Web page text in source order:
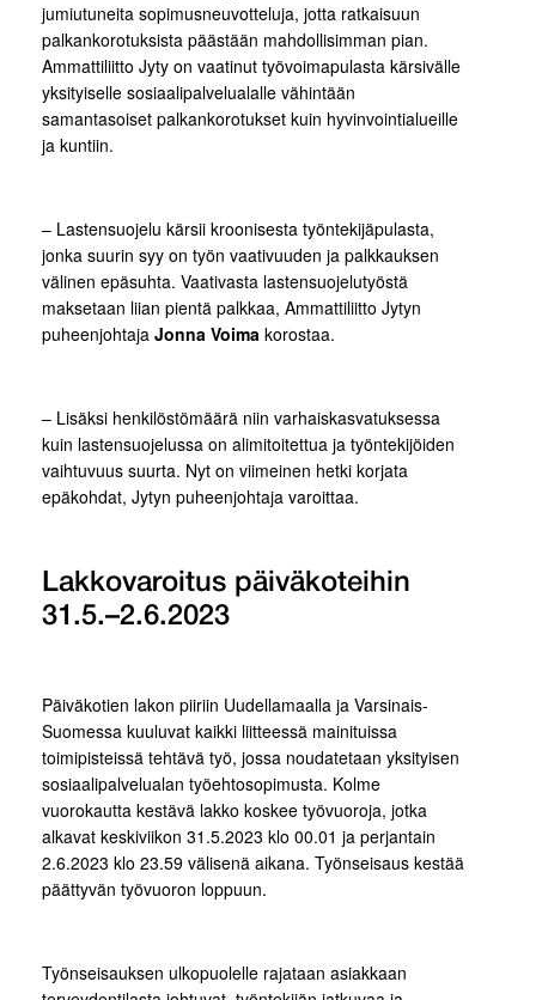
jumiutuneita sopimusneuvotteluja, jotta ratkaisuun
palkankorotuksista päästään mahdollisimman pian.
Ammattiliitto Jyty on vaatinut työvoimapulasta kärsivälle
yksityiselle sosiaalipalvelualalle vähintään
samantasoiset palkankorotukset kuin hyvinvointialueille
ja kuntiin.
– Lastensuojelu kärsii kroonisesta työntekijäpulasta,
jonka suurin syy on työn vaativuuden ja palkkauksen
välinen epäsuhta. Vaativasta lastensuojelutyöstä
maksetaan liian pientä palkkaa, Ammattiliitto Jytyn
puheenjohtaja Jonna Voima korostaa.
– Lisäksi henkilöstömäärä niin varhaiskasvatuksessa
kuin lastensuojelussa on alimitoitettua ja työntekijöiden
vaihtuvuus suurta. Nyt on viimeinen hetki korjata
epäkohdat, Jytyn puheenjohtaja varoittaa.
Lakkovaroitus päiväkoteihin
31.5.–2.6.2023
Päiväkotien lakon piiriin Uudellamaalla ja Varsinais-
Suomessa kuuluvat kaikki liitteessä mainituissa
toimipisteissä tehtävä työ, jossa noudatetaan yksityisen
sosiaalipalvelualan työehtosopimusta. Kolme
vuorokautta kestävä lakko koskee työvuoroja, jotka
alkavat keskiviikon 31.5.2023 klo 00.01 ja perjantain
2.6.2023 klo 23.59 välisenä aikana. Työnseisaus kestää
päättyvän työvuoron loppuun.
Työnseisauksen ulkopuolelle rajataan asiakkaan